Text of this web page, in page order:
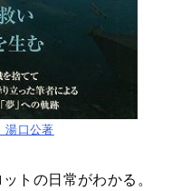
湯口公著
トの日常がわかる。